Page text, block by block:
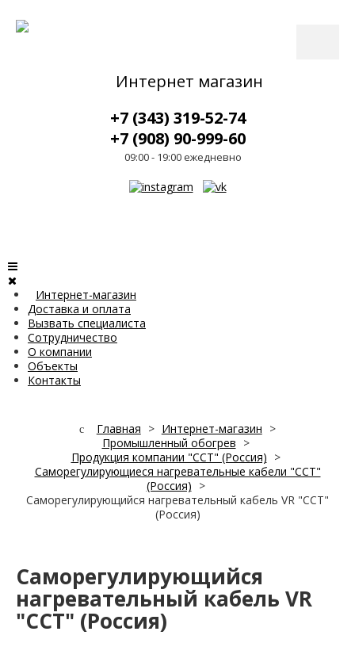
Интернет магазин
+7 (343) 319-52-74
+7 (908) 90-999-60
09:00 - 19:00 ежедневно
Интернет-магазин
Доставка и оплата
Вызвать специалиста
Сотрудничество
О компании
Объекты
Контакты
Главная > Интернет-магазин >
Промышленный обогрев >
Продукция компании "ССТ" (Россия) >
Саморегулирующиеся нагревательные кабели "ССТ"
(Россия) >
Саморегулирующийся нагревательный кабель VR "ССТ"
(Россия)
Саморегулирующийся
нагревательный кабель VR
"ССТ" (Россия)